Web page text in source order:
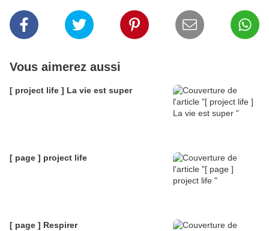
Vous aimerez aussi
[ project life ] La vie est super
[ page ] project life
[ page ] Respirer